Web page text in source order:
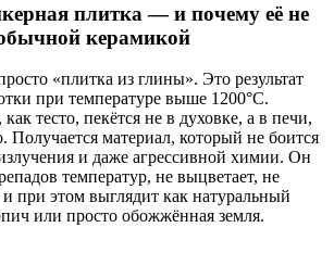
плитка — и почему её не
керамикой
«плитка из глины». Это результат
при температуре выше 1200°C.
тесто, пекётся не в духовке, а в печи,
Получается материал, который не боится
и даже агрессивной химии. Он
температур, не выцветает, не
при этом выглядит как натуральный
или просто обожжённая земля.